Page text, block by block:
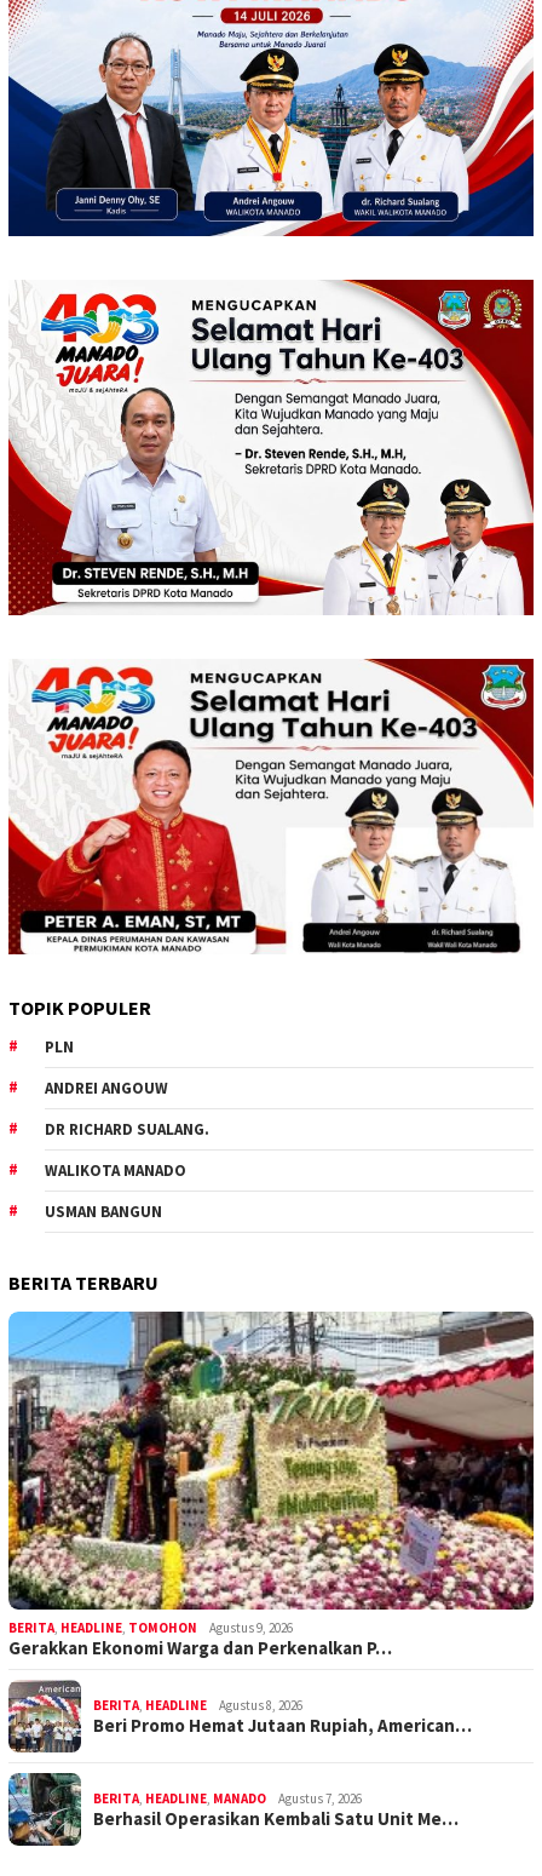
TOPIK POPULER
PLN
ANDREI ANGOUW
DR RICHARD SUALANG.
WALIKOTA MANADO
USMAN BANGUN
BERITA TERBARU
BERITA, HEADLINE, TOMOHON Agustus 9, 2026
Gerakkan Ekonomi Warga dan Perkenalkan P…
BERITA, HEADLINE Agustus 8, 2026
Beri Promo Hemat Jutaan Rupiah, American…
BERITA, HEADLINE, MANADO Agustus 7, 2026
Berhasil Operasikan Kembali Satu Unit Me…